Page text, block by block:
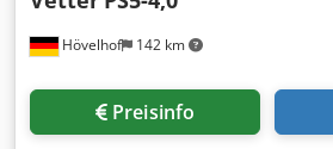
Hövelhof 142 km
Preisinfo